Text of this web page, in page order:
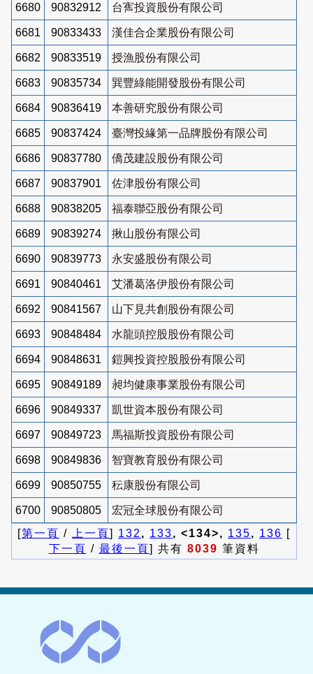
6680 90832912 台寯投資股份有限公司
6681 90833433 漢佳合企業股份有限公司
6682 90833519 授漁股份有限公司
6683 90835734 巽豐綠能開發股份有限公司
6684 90836419 本善研究股份有限公司
6685 90837424 臺灣投緣第一品牌股份有限公司
6686 90837780 僑茂建設股份有限公司
6687 90837901 佐津股份有限公司
6688 90838205 福泰聯亞股份有限公司
6689 90839274 揪山股份有限公司
6690 90839773 永安盛股份有限公司
6691 90840461 艾潘葛洛伊股份有限公司
6692 90841567 山下見共創股份有限公司
6693 90848484 水龍頭控股股份有限公司
6694 90848631 鎧興投資控股股份有限公司
6695 90849189 昶均健康事業股份有限公司
6696 90849337 凱世資本股份有限公司
6697 90849723 馬福斯投資股份有限公司
6698 90849836 智寶教育股份有限公司
6699 90850755 秐康股份有限公司
6700 90850805
宏冠全球股份有限公司
[第一頁 / 上一頁] 132 , 133, <134>, 135, 136 [
下一頁 / 最後一頁] 共有 8039 筆資料